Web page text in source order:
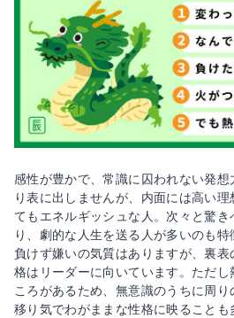
感性が豊かで、常識に囚われない発想
り表に出しませんが、内面には高い
てもエネルギッシュな人。次々と驚き
り、劇的な人生を送る人が多いのも特
負けず嫌いの気質はありますが、裏
格はリーダーに向いています。ただし
ころがあるため、無意識のうちに周り
移り気でわがままな性格に映ることも